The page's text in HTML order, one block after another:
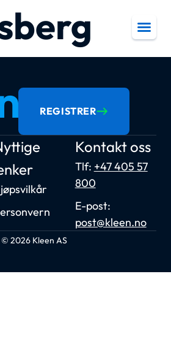
REGISTRER
Kontakt oss
Tlf: +47 405 57
800
E-post:
post@kleen.no
© 2026 Kleen AS